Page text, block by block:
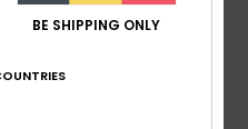
et le prix était
BE SHIPPING ONLY